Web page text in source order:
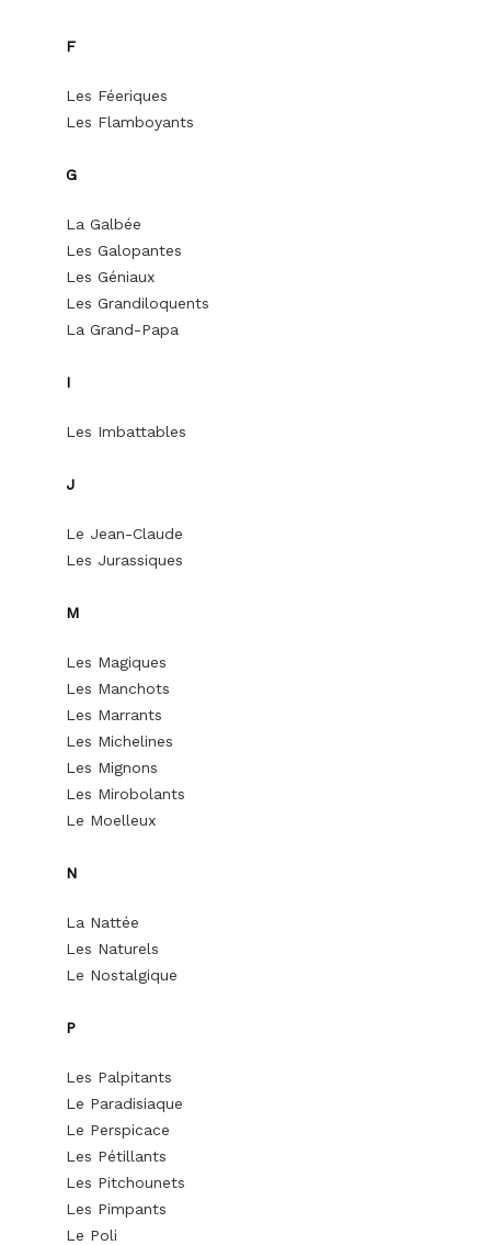
F
Les Féeriques
Les Flamboyants
G
La Galbée
Les Galopantes
Les Géniaux
Les Grandiloquents
La Grand-Papa
I
Les Imbattables
J
Le Jean-Claude
Les Jurassiques
M
Les Magiques
Les Manchots
Les Marrants
Les Michelines
Les Mignons
Les Mirobolants
Le Moelleux
N
La Nattée
Les Naturels
Le Nostalgique
P
Les Palpitants
Le Paradisiaque
Le Perspicace
Les Pétillants
Les Pitchounets
Les Pimpants
Le Poli